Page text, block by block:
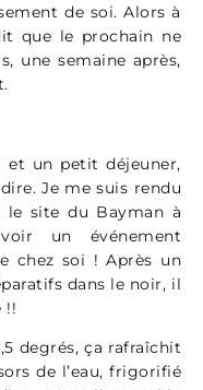
de soi. Alors à
que le prochain ne
une semaine après,
et un petit déjeuner,
Je me suis rendu
le site du Bayman à
un événement
chez soi ! Après un
dans le noir, il
!!
degrés, ça rafraîchit
de l’eau, frigorifié